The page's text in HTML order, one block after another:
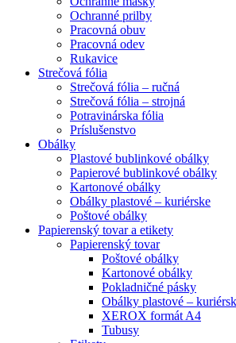
Ochranné prilby
Pracovná obuv
Pracovná odev
Rukavice
Strečová fólia
Strečová fólia – ručná
Strečová fólia – strojná
Potravinárska fólia
Príslušenstvo
Obálky
Plastové bublinkové obálky
Papierové bublinkové obálky
Kartonové obálky
Obálky plastové – kuriérske
Poštové obálky
Papierenský tovar a etikety
Papierenský tovar
Poštové obálky
Kartonové obálky
Pokladničné pásky
Obálky plastové –
XEROX formát A4
Tubusy